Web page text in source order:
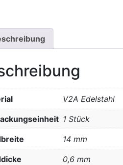
V2A Edelstahl
1 Stück
14 mm
0,6 mm